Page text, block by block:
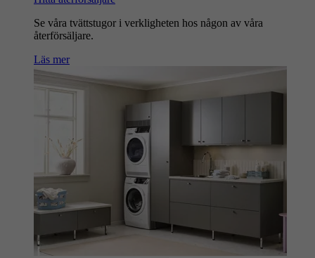
Se våra tvättstugor i verkligheten hos någon av våra
återförsäljare.
Läs mer